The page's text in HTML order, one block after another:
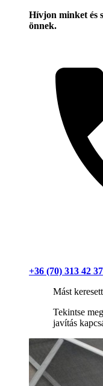
Hívjon minket és
önnek.
+36 (70) 313 42 37
Mást
Tekintse
javítás